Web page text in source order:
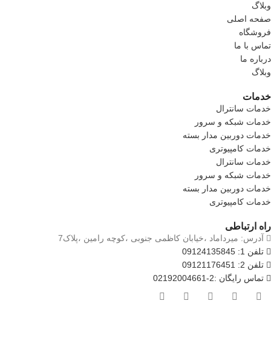
وبلاگ
صفحه اصلی
فروشگاه
تماس با ما
درباره ما
وبلاگ
خدمات
خدمات سانترال
خدمات شبکه و سرور
خدمات دوربین مدار بسته
خدمات کامپیوتری
خدمات سانترال
خدمات شبکه و سرور
خدمات دوربین مدار بسته
خدمات کامپیوتری
راه ارتباطی
آدرس: میرداماد ،خیابان کاظمی جنوبی ،کوچه رامین ،پلاک7
تلفن 1: 09124135845
تلفن 2: 09121176451
تماس رایگان :2-02192004661